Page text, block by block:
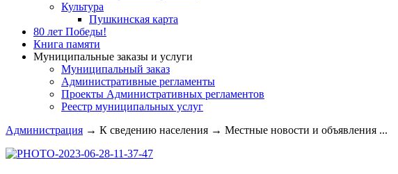
Культура
Пушкинская карта
80 лет Победы!
Книга памяти
Муниципальные заказы и услуги
Муниципальный заказ
Административные регламенты
Проекты Административных регламентов
Реестр муниципальных услуг
Администрация → К сведению населения → Местные новости и объявления ...